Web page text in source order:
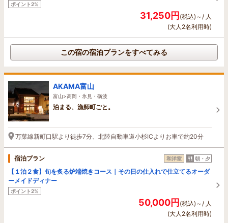
ポイント2%
31,250円(税込)～/ 人
(大人2名利用時)
この宿の宿泊プランをすべてみる
AKAMA富山
富山>高岡・氷見・砺波
泊まる、漁師町ごと。
万葉線新町口駅より徒歩7分、北陸自動車道小杉ICよりお車で約20分
宿泊プラン 和洋室 朝・夕
【１泊２食】旬を炙る炉端焼きコース｜その日の仕入れで仕立てるオーダ
ーメイドディナー
ポイント2%
50,000円(税込)～/ 人
(大人2名利用時)